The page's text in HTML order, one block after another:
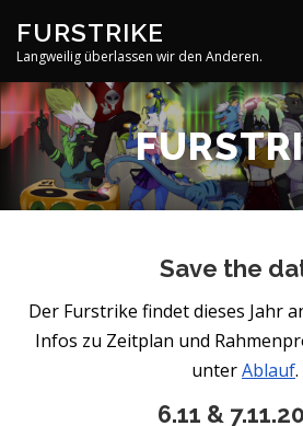
Inhalt
springen
FURSTRIKE
Langweilig überlassen wir den Anderen.
IMPRESSUM REGELN
PROGRAMM REGISTRIERUNG
Save the
Der Furstrike findet dieses Jahr
Infos zu Zeitplan und
unterAblauf.
6.11 &